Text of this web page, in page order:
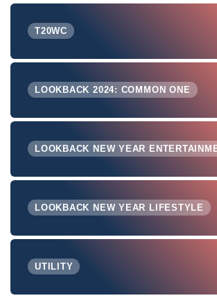
T20WC
LOOKBACK 2024: COMMON ONE
LOOKBACK NEW YEAR
LOOKBACK NEW YEAR LIFESTYLE
UTILITY